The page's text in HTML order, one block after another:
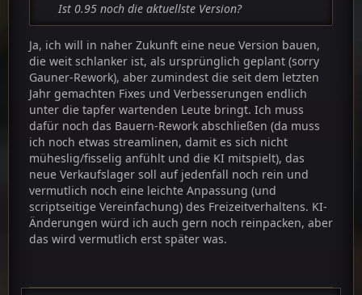
Ist 0.95 noch die aktuellste Version?
Ja, ich will in naher Zukunft eine neue Version bauen,
die weit schlanker ist, als ursprünglich geplant (sorry
Gauner-Rework), aber zumindest die seit dem letzten
Jahr gemachten Fixes und Verbesserungen endlich
unter die tapfer wartenden Leute bringt. Ich muss
dafür noch das Bauern-Rework abschließen (da muss
ich noch etwas streamlinen, damit es sich nicht
müheslig/fisselig anfühlt und die KI mitspielt), das
neue Verkaufslager soll auf jedenfall noch rein und
vermutlich noch eine leichte Anpassung (und
scriptseitige Vereinfachung) des Freizeitverhaltens. KI-
Änderungen würd ich auch gern noch reinpacken, aber
das wird vermutlich erst später was.